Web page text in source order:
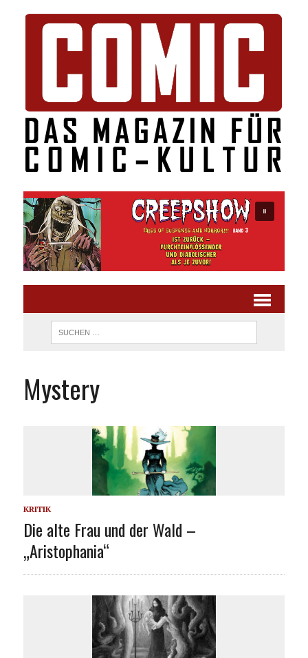
Mystery
KRITIK
Die alte Frau und der Wald –
„Aristophania“